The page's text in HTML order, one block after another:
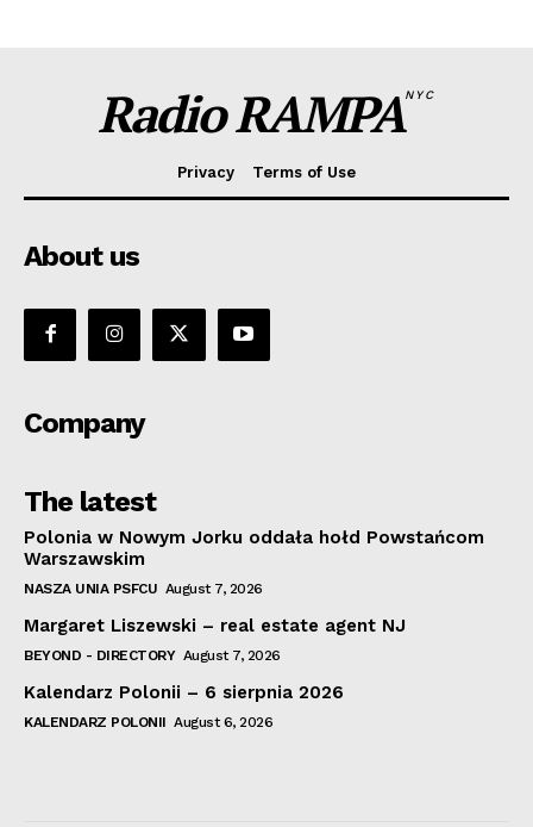
Radio RAMPANYC
Privacy Terms of Use
About us
Company
The latest
Polonia w Nowym Jorku oddała hołd Powstańcom
Warszawskim
NASZA UNIA PSFCU August 7, 2026
Margaret Liszewski – real estate agent NJ
BEYOND - DIRECTORY August 7, 2026
Kalendarz Polonii – 6 sierpnia 2026
KALENDARZ POLONII August 6, 2026